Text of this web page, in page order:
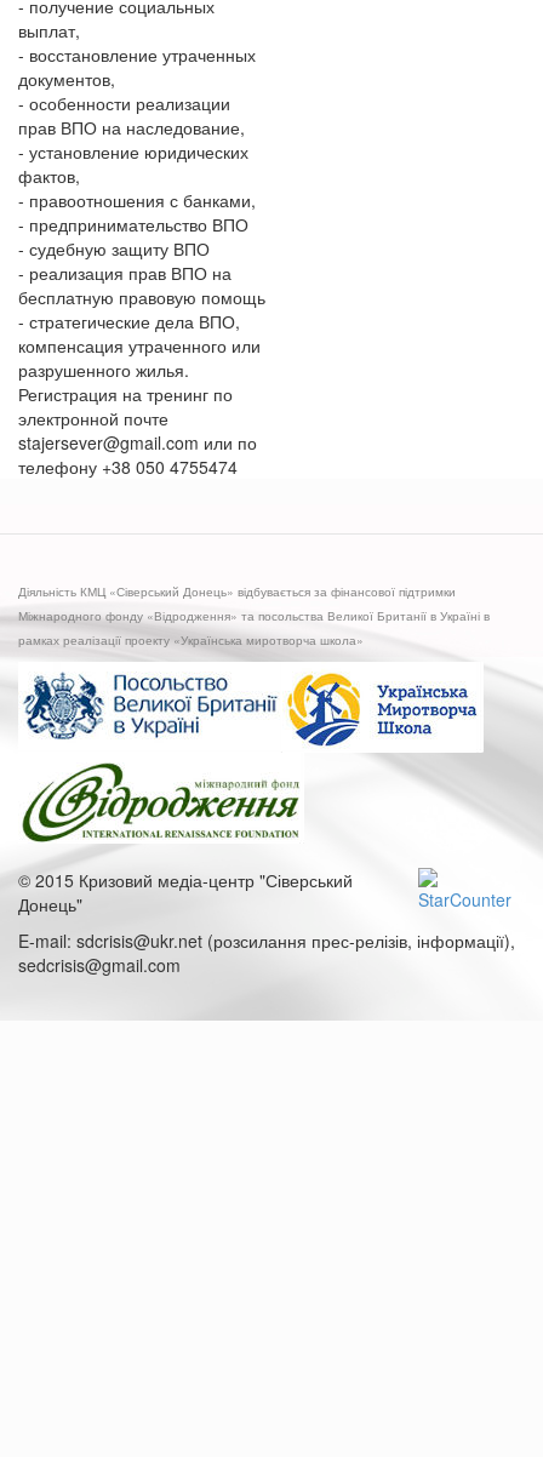
- получение социальных
выплат,
- восстановление утраченных
документов,
- особенности реализации
прав ВПО на наследование,
- установление юридических
фактов,
- правоотношения с банками,
- предпринимательство ВПО
- судебную защиту ВПО
- реализация прав ВПО на
бесплатную правовую помощь
- стратегические дела ВПО,
компенсация утраченного или
разрушенного жилья.
Регистрация на тренинг по
электронной почте
stajersever@gmail.com или по
телефону +38 050 4755474
Діяльність КМЦ «Сіверський Донець» відбувається за фінансової підтримки
Міжнародного фонду «Відродження» та посольства Великої Британії в Україні в
рамках реалізації проекту «Українська миротворча школа»
© 2015 Кризовий медіа-центр "Сіверський
Донець"
E-mail: sdcrisis@ukr.net (розсилання прес-релізів, інформації),
sedcrisis@gmail.com